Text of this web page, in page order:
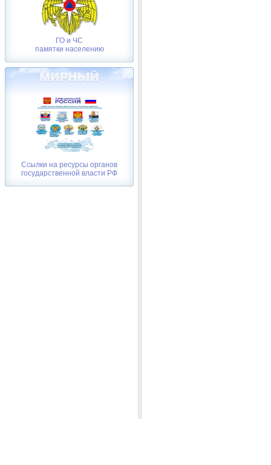
ГО и ЧС
памятки населению
Ссылки на ресурсы органов
государственной власти РФ